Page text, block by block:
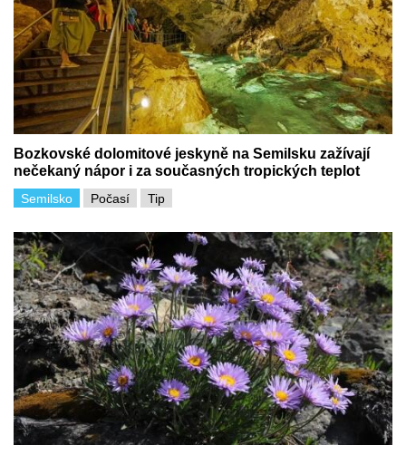
Bozkovské dolomitové jeskyně na Semilsku zažívají
nečekaný nápor i za současných tropických teplot
Počasí
Semilsko Tip